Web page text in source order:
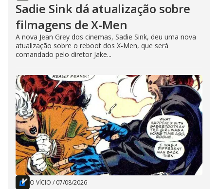
Sadie Sink dá atualização sobre
filmagens de X-Men
A nova Jean Grey dos cinemas, Sadie Sink, deu uma nova
atualização sobre o reboot dos X-Men, que será
comandado pelo diretor Jake...
O VÍCIO / 07/08/2026